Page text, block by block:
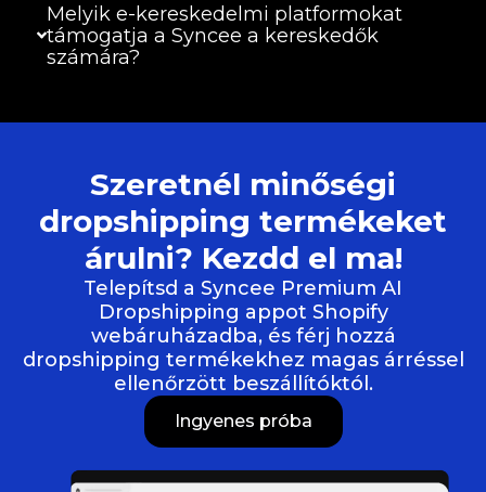
Melyik e-kereskedelmi platformokat
támogatja a Syncee a kereskedők
számára?
Szeretnél minőségi
dropshipping termékeket
árulni? Kezdd el ma!
Telepítsd a Syncee Premium AI
Dropshipping appot Shopify
webáruházadba, és férj hozzá
dropshipping termékekhez magas árréssel
ellenőrzött beszállítóktól.
Ingyenes próba